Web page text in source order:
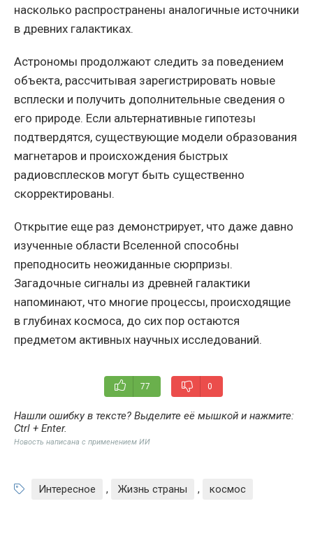
насколько распространены аналогичные источники
в древних галактиках.
Астрономы продолжают следить за поведением
объекта, рассчитывая зарегистрировать новые
всплески и получить дополнительные сведения о
его природе. Если альтернативные гипотезы
подтвердятся, существующие модели образования
магнетаров и происхождения быстрых
радиовсплесков могут быть существенно
скорректированы.
Открытие еще раз демонстрирует, что даже давно
изученные области Вселенной способны
преподносить неожиданные сюрпризы.
Загадочные сигналы из древней галактики
напоминают, что многие процессы, происходящие
в глубинах космоса, до сих пор остаются
предметом активных научных исследований.
77 0
Нашли ошибку в тексте? Выделите её мышкой и нажмите:
Ctrl + Enter.
Новость написана с применением ИИ
Интересное , Жизнь страны , космос